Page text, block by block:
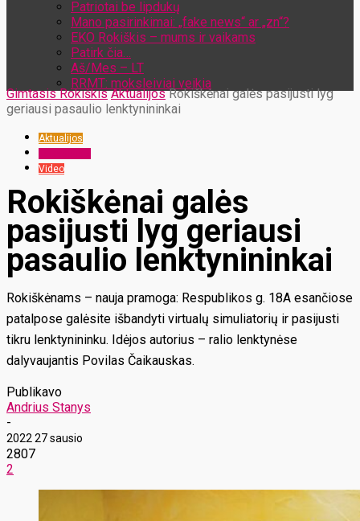
Patriotai be lipdukų
Mano pasirinkimai: „fake news“ ar „zn“?
EKO Rokiškis – mums ir vaikams
Patirk čia…
Aš/Mes – LT
RRMT: moksleiviai veikia
Gimtasis Rokiškis Aktualijos Rokiškėnai galės pasijusti lyg
geriausi pasaulio lenktynininkai
Aktualijos
Video
Rokiškėnai galės
pasijusti lyg geriausi
pasaulio lenktynininkai
Rokiškėnams – nauja pramoga: Respublikos g. 18A esančiose
patalpose galėsite išbandyti virtualų simuliatorių ir pasijusti
tikru lenktynininku. Idėjos autorius – ralio lenktynėse
dalyvaujantis Povilas Čaikauskas.
Publikavo
Andrius Stanys
-
2022 27 sausio
2807
2